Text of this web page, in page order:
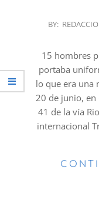
2025-
20
BY:
15 hombres
portaba
lo que era una
20 de junio,
41 de la vía
internacional